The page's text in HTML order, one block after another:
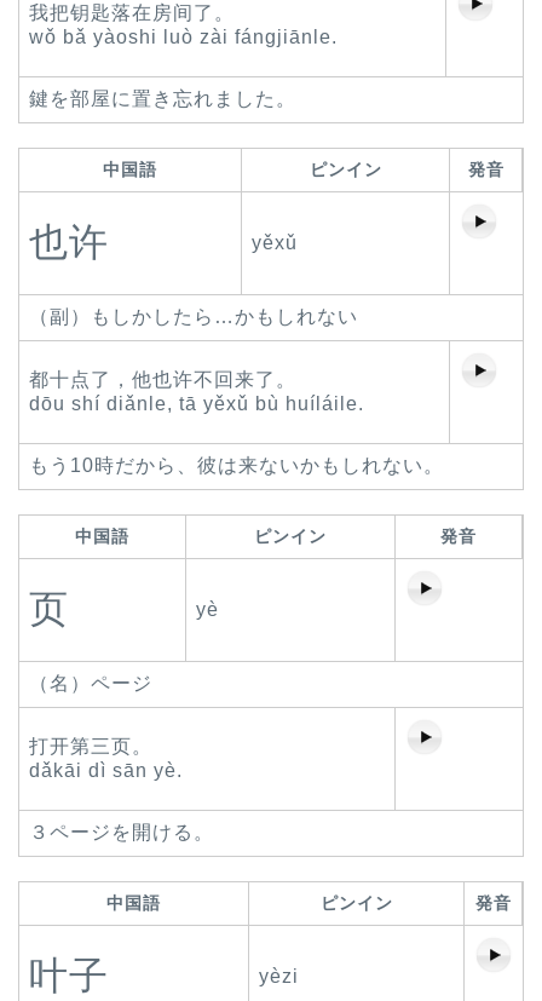
我把钥匙落在房间了。
wǒ bǎ yàoshi luò zài fángjiānle.
鍵を部屋に置き忘れました。
中国語 ピンイン 発音
也许 yěxǔ
（副）もしかしたら…かもしれない
都十点了，他也许不回来了。
dōu shí diǎnle, tā yěxǔ bù huíláile.
もう10時だから、彼は来ないかもしれない。
中国語 ピンイン 発音
页 yè
（名）ページ
打开第三页。
dǎkāi dì sān yè.
３ページを開ける。
中国語 ピンイン 発音
叶子 yèzi